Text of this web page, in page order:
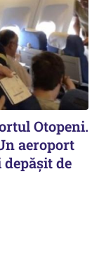
Otopeni.
aeroport
de